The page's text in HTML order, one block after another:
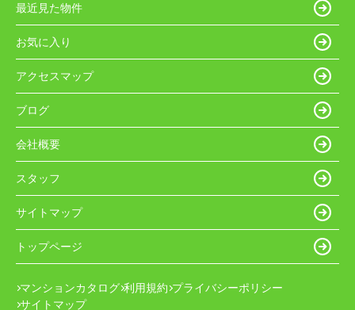
最近見た物件
お気に入り
アクセスマップ
ブログ
会社概要
スタッフ
サイトマップ
トップページ
マンションカタログ 利用規約 プライバシーポリシー
サイトマップ